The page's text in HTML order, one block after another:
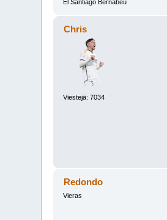
El Santiago Bernabeu
Chris
Viestejä: 7034
Redondo
Vieras